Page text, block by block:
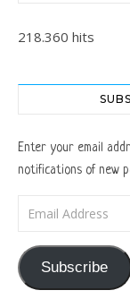
218.360 hits
Enter your email
notifications of new
Subscribe